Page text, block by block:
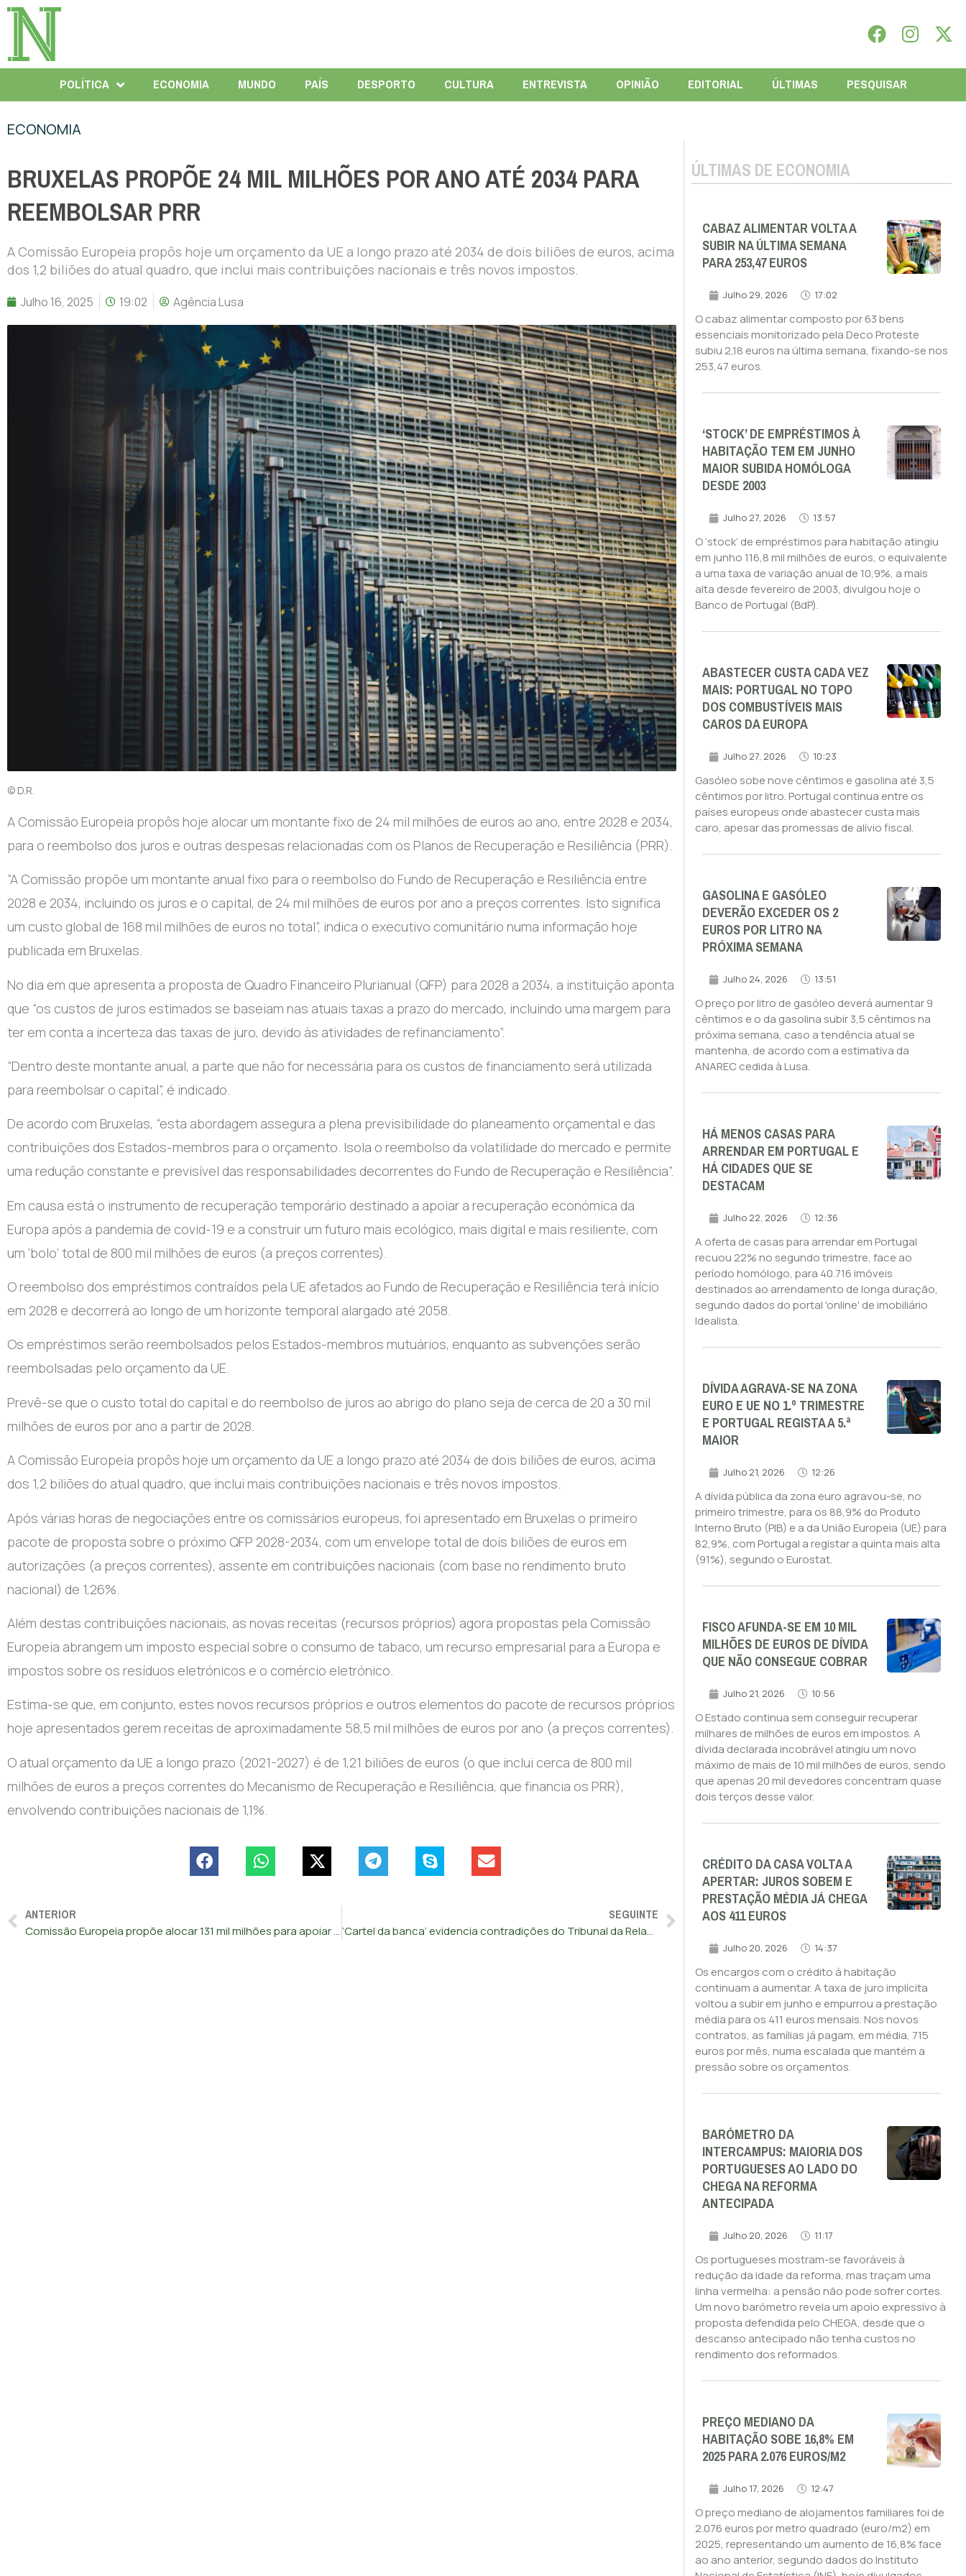
POLÍTICA ECONOMIA MUNDO PAÍS DESPORTO CULTURA ENTREVISTA OPINIÃO EDITORIAL ÚLTIMAS PESQUISAR
ECONOMIA
BRUXELAS PROPÕE 24 MIL MILHÕES POR ANO ATÉ 2034 PARA
REEMBOLSAR PRR
A Comissão Europeia propôs hoje um orçamento da UE a longo prazo até 2034 de dois biliões de euros, acima
dos 1,2 biliões do atual quadro, que inclui mais contribuições nacionais e três novos impostos.
Julho 16, 2025 19:02 Agência Lusa
© D.R.
A Comissão Europeia propôs hoje alocar um montante fixo de 24 mil milhões de euros ao ano, entre 2028 e 2034,
para o reembolso dos juros e outras despesas relacionadas com os Planos de Recuperação e Resiliência (PRR).
“A Comissão propõe um montante anual fixo para o reembolso do Fundo de Recuperação e Resiliência entre
2028 e 2034, incluindo os juros e o capital, de 24 mil milhões de euros por ano a preços correntes. Isto significa
um custo global de 168 mil milhões de euros no total”, indica o executivo comunitário numa informação hoje
publicada em Bruxelas.
No dia em que apresenta a proposta de Quadro Financeiro Plurianual (QFP) para 2028 a 2034, a instituição aponta
que “os custos de juros estimados se baseiam nas atuais taxas a prazo do mercado, incluindo uma margem para
ter em conta a incerteza das taxas de juro, devido às atividades de refinanciamento”.
“Dentro deste montante anual, a parte que não for necessária para os custos de financiamento será utilizada
para reembolsar o capital”, é indicado.
De acordo com Bruxelas, “esta abordagem assegura a plena previsibilidade do planeamento orçamental e das
contribuições dos Estados-membros para o orçamento. Isola o reembolso da volatilidade do mercado e permite
uma redução constante e previsível das responsabilidades decorrentes do Fundo de Recuperação e Resiliência”.
Em causa está o instrumento de recuperação temporário destinado a apoiar a recuperação económica da
Europa após a pandemia de covid-19 e a construir um futuro mais ecológico, mais digital e mais resiliente, com
um ‘bolo’ total de 800 mil milhões de euros (a preços correntes).
O reembolso dos empréstimos contraídos pela UE afetados ao Fundo de Recuperação e Resiliência terá início
em 2028 e decorrerá ao longo de um horizonte temporal alargado até 2058.
Os empréstimos serão reembolsados pelos Estados-membros mutuários, enquanto as subvenções serão
reembolsadas pelo orçamento da UE.
Prevê-se que o custo total do capital e do reembolso de juros ao abrigo do plano seja de cerca de 20 a 30 mil
milhões de euros por ano a partir de 2028.
A Comissão Europeia propôs hoje um orçamento da UE a longo prazo até 2034 de dois biliões de euros, acima
dos 1,2 biliões do atual quadro, que inclui mais contribuições nacionais e três novos impostos.
Após várias horas de negociações entre os comissários europeus, foi apresentado em Bruxelas o primeiro
pacote de proposta sobre o próximo QFP 2028-2034, com um envelope total de dois biliões de euros em
autorizações (a preços correntes), assente em contribuições nacionais (com base no rendimento bruto
nacional) de 1,26%.
Além destas contribuições nacionais, as novas receitas (recursos próprios) agora propostas pela Comissão
Europeia abrangem um imposto especial sobre o consumo de tabaco, um recurso empresarial para a Europa e
impostos sobre os resíduos eletrónicos e o comércio eletrónico.
Estima-se que, em conjunto, estes novos recursos próprios e outros elementos do pacote de recursos próprios
hoje apresentados gerem receitas de aproximadamente 58,5 mil milhões de euros por ano (a preços correntes).
O atual orçamento da UE a longo prazo (2021-2027) é de 1,21 biliões de euros (o que inclui cerca de 800 mil
milhões de euros a preços correntes do Mecanismo de Recuperação e Resiliência, que financia os PRR),
envolvendo contribuições nacionais de 1,1%.
ANTERIOR
Comissão Europeia propõe alocar 131 mil milhões para apoiar investimento em defesa e segurança
SEGUINTE
‘Cartel da banca’ evidencia contradições do Tribunal da Relação quanto a prescrições
ÚLTIMAS DE ECONOMIA
CABAZ ALIMENTAR VOLTA A
SUBIR NA ÚLTIMA SEMANA
PARA 253,47 EUROS
Julho 29, 2026 17:02
O cabaz alimentar composto por 63 bens
essenciais monitorizado pela Deco Proteste
subiu 2,18 euros na última semana, fixando-se nos
253,47 euros.
‘STOCK’ DE EMPRÉSTIMOS À
HABITAÇÃO TEM EM JUNHO
MAIOR SUBIDA HOMÓLOGA
DESDE 2003
Julho 27, 2026 13:57
O ‘stock’ de empréstimos para habitação atingiu
em junho 116,8 mil milhões de euros, o equivalente
a uma taxa de variação anual de 10,9%, a mais
alta desde fevereiro de 2003, divulgou hoje o
Banco de Portugal (BdP).
ABASTECER CUSTA CADA VEZ
MAIS: PORTUGAL NO TOPO
DOS COMBUSTÍVEIS MAIS
CAROS DA EUROPA
Julho 27, 2026 10:23
Gasóleo sobe nove cêntimos e gasolina até 3,5
cêntimos por litro. Portugal continua entre os
países europeus onde abastecer custa mais
caro, apesar das promessas de alívio fiscal.
GASOLINA E GASÓLEO
DEVERÃO EXCEDER OS 2
EUROS POR LITRO NA
PRÓXIMA SEMANA
Julho 24, 2026 13:51
O preço por litro de gasóleo deverá aumentar 9
cêntimos e o da gasolina subir 3,5 cêntimos na
próxima semana, caso a tendência atual se
mantenha, de acordo com a estimativa da
ANAREC cedida à Lusa.
HÁ MENOS CASAS PARA
ARRENDAR EM PORTUGAL E
HÁ CIDADES QUE SE
DESTACAM
Julho 22, 2026 12:36
A oferta de casas para arrendar em Portugal
recuou 22% no segundo trimestre, face ao
período homólogo, para 40.716 imóveis
destinados ao arrendamento de longa duração,
segundo dados do portal 'online' de imobiliário
Idealista.
DÍVIDA AGRAVA-SE NA ZONA
EURO E UE NO 1.º TRIMESTRE
E PORTUGAL REGISTA A 5.ª
MAIOR
Julho 21, 2026 12:26
A dívida pública da zona euro agravou-se, no
primeiro trimestre, para os 88,9% do Produto
Interno Bruto (PIB) e a da União Europeia (UE) para
82,9%, com Portugal a registar a quinta mais alta
(91%), segundo o Eurostat.
FISCO AFUNDA-SE EM 10 MIL
MILHÕES DE EUROS DE DÍVIDA
QUE NÃO CONSEGUE COBRAR
Julho 21, 2026 10:56
O Estado continua sem conseguir recuperar
milhares de milhões de euros em impostos. A
dívida declarada incobrável atingiu um novo
máximo de mais de 10 mil milhões de euros, sendo
que apenas 20 mil devedores concentram quase
dois terços desse valor.
CRÉDITO DA CASA VOLTA A
APERTAR: JUROS SOBEM E
PRESTAÇÃO MÉDIA JÁ CHEGA
AOS 411 EUROS
Julho 20, 2026 14:37
Os encargos com o crédito à habitação
continuam a aumentar. A taxa de juro implícita
voltou a subir em junho e empurrou a prestação
média para os 411 euros mensais. Nos novos
contratos, as famílias já pagam, em média, 715
euros por mês, numa escalada que mantém a
pressão sobre os orçamentos.
BARÓMETRO DA
INTERCAMPUS: MAIORIA DOS
PORTUGUESES AO LADO DO
CHEGA NA REFORMA
ANTECIPADA
Julho 20, 2026 11:17
Os portugueses mostram-se favoráveis à
redução da idade da reforma, mas traçam uma
linha vermelha: a pensão não pode sofrer cortes.
Um novo barómetro revela um apoio expressivo à
proposta defendida pelo CHEGA, desde que o
descanso antecipado não tenha custos no
rendimento dos reformados.
PREÇO MEDIANO DA
HABITAÇÃO SOBE 16,8% EM
2025 PARA 2.076 EUROS/M2
Julho 17, 2026 12:47
O preço mediano de alojamentos familiares foi de
2.076 euros por metro quadrado (euro/m2) em
2025, representando um aumento de 16,8% face
ao ano anterior, segundo dados do Instituto